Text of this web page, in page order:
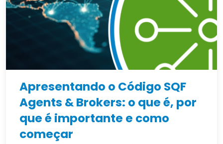
Apresentando o Código SQF
Agents & Brokers: o que é, por
que é importante e como
começar